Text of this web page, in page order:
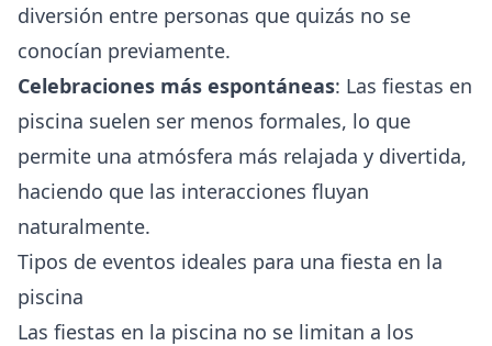
diversión entre personas que quizás no se
conocían previamente.
Celebraciones más espontáneas: Las fiestas en
piscina suelen ser menos formales, lo que
permite una atmósfera más relajada y divertida,
haciendo que las interacciones fluyan
naturalmente.
Tipos de eventos ideales para una fiesta en la
piscina
Las fiestas en la piscina no se limitan a los